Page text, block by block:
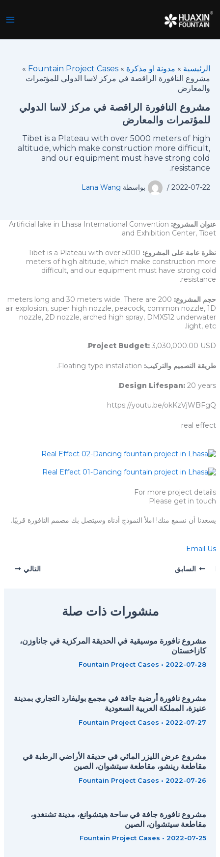
إلى
المحتوى
الرئيسية » مدونة او مذكرة »
Fountain Project Cases
»
مشروع النافورة الراقصة في مركز لاسا الدولي للمؤتمرات
والمعارض
مشروع النافورة الراقصة في مركز لاسا الدولي
للمؤتمرات والمعارض
Tibet is a Plateau with over 5000 meters of high
altitude, which make construction more difficult,
and our equipment must have strong cold
resistance.
2022-07-22
/ بواسطة Lana Wang
عنوان المشروع: Artificial lake in Lhasa International Convention
and Exhibition Center, Tibet.
نظرة عامة على المشروع: Tibet is a Plateau with over 5000
meters of high altitude, which make construction more
difficult, and our equipment must have strong cold
resistance.
حجم المشروع:
200 meters long and 30 meters wide. There are
air explosion, super high nozzle, peacock, common nozzle, 1D
nozzle, 2D nozzle, arched high spray, DMX512 underwater
light, etc.
Project Budget: 3,030,000.00 USD.
طريقة التصميم والتركيب:
Design Lifespan: 20 years.
https://youtu.be/okKzVjWBFgQ
real effect
For more project details
Please get in touch
يسعدنا أن نسمع منك! املأ النموذج أدناه وسيتصل بك مصمم النافورة قريبًا.
Email Us
السابق التالي
منشورات ذات صلة
مشروع نافورة موسيقية في الحديقة المركزية في جاناوزن،
كازاخستان
Fountain Project Cases •2022-07-28
مشروع نافورة أرضية جافة في مجمع بوليفارد التجاري بمدينة
عنيزة، المملكة العربية السعودية
Fountain Project Cases •2022-07-27
مشروع عرض الليزر المائي في حديقة الأراضي الرطبة في
مقاطعة رينشو، مقاطعة سيتشوان، الصين
Fountain Project Cases •2022-07-26
مشروع نافورة جافة في ساحة هيتشوانغ، مدينة تشنغدو،
مقاطعة سيتشوان، الصين
Fountain Project Cases •2022-07-25